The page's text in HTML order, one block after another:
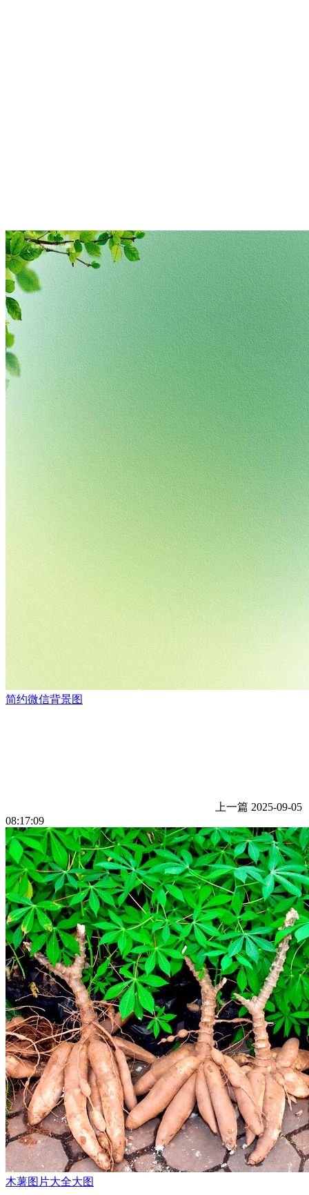
简约微信背景图
上一篇 2025-09-05
08:17:09
木薯图片大全大图